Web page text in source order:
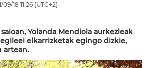
09/18 11:26 (UTC+2)
Yolanda Mendiola aurkezleak
elkarrizketak egingo dizkie,
artean.